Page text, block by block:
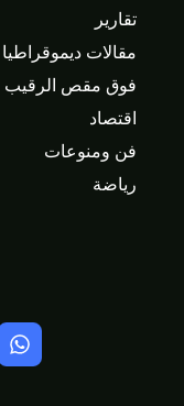
تقارير
مقالات ديموقراطيا
فوق مقص الرقيب
اقتصاد
فن ومنوعات
رياضة